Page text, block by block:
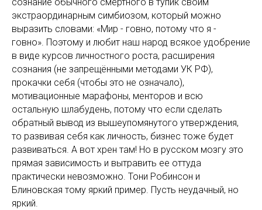
экстраординарным симбиозом, который можно
выразить словами: «Мир - говно, потому что я -
говно». Поэтому и любит наш народ всякое удобрение
в виде курсов личностного роста, расширения
сознания (не запрещёнными методами УК РФ),
прокачки себя (чтобы это не означало),
мотивационные марафоны, менторов и всю
остальную шлабудень, потому что если сделать
обратный вывод из вышеупомянутого утверждения,
то развивая себя как личность, бизнес тоже будет
развиваться. А вот хрен там! Но в русском мозгу это
прямая зависимость и вытравить ее оттуда
практически невозможно. Тони Робинсон и
Блиновская тому яркий пример. Пусть неудачный, но
яркий.